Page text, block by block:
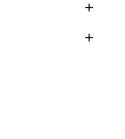

